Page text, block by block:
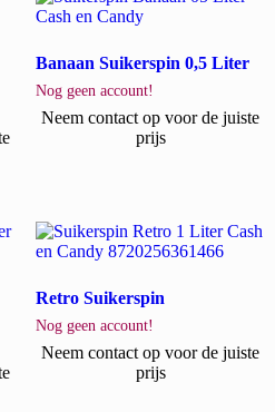
Banaan Suikerspin 0,5 Liter
Nog geen account!
Neem contact op voor de juiste
prijs
Retro Suikerspin
Nog geen account!
Neem contact op voor de juiste
prijs